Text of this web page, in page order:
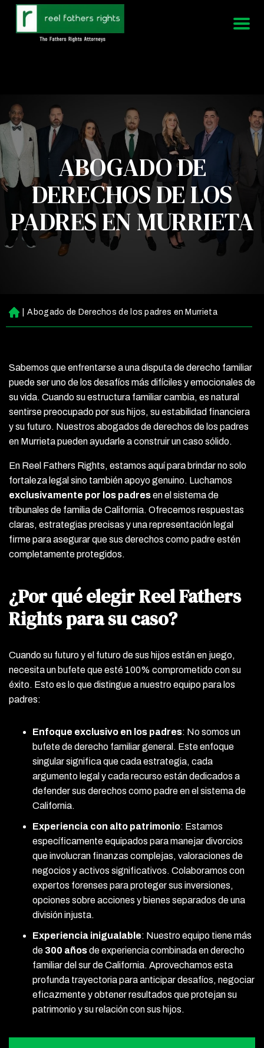
951-339-3826
Estamos disponibles 24/7
ABOGADO DE
DERECHOS DE LOS
PADRES EN MURRIETA
Ini
ci
Abogado de Derechos de los padres en Murrieta
Sabemos que enfrentarse a una disputa de derecho familiar
puede ser uno de los desafíos más difíciles y emocionales de
su vida. Cuando su estructura familiar cambia, es natural
sentirse preocupado por sus hijos, su estabilidad financiera
y su futuro. Nuestros abogados de derechos de los padres
en Murrieta pueden ayudarle a construir un caso sólido.
En Reel Fathers Rights, estamos aquí para brindar no solo
fortaleza legal sino también apoyo genuino. Luchamos
exclusivamente por los padresen el sistema de
tribunales de familia de California. Ofrecemos respuestas
claras, estrategias precisas y una representación legal
firme para asegurar que sus derechos como padre estén
completamente protegidos.
¿Por qué elegir Reel Fathers
Rights para su caso?
Cuando su futuro y el futuro de sus hijos están en juego,
necesita un bufete que esté 100% comprometido con su
éxito. Esto es lo que distingue a nuestro equipo para los
padres:
Enfoque exclusivo en los padres: No somos un
bufete de derecho familiar general. Este enfoque
singular significa que cada estrategia, cada
argumento legal y cada recurso están dedicados a
defender sus derechos como padre en el sistema de
California.
Experiencia con alto patrimonio: Estamos
específicamente equipados para manejar divorcios
que involucran finanzas complejas, valoraciones de
negocios y activos significativos. Colaboramos con
expertos forenses para proteger sus inversiones,
opciones sobre acciones y bienes separados de una
división injusta.
Experiencia inigualable: Nuestro equipo tiene más
de 300 añosde experiencia combinada en derecho
familiar del sur de California. Aprovechamos esta
profunda trayectoria para anticipar desafíos, negociar
eficazmente y obtener resultados que protejan su
patrimonio y su relación con sus hijos.